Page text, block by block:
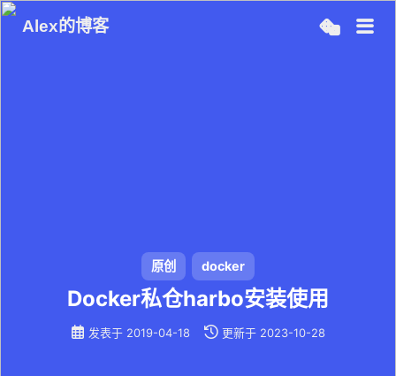
Alex的博客
原创 docker
Docker私仓harbo安装使用
发表于 2019-04-18 更新于 2023-10-28